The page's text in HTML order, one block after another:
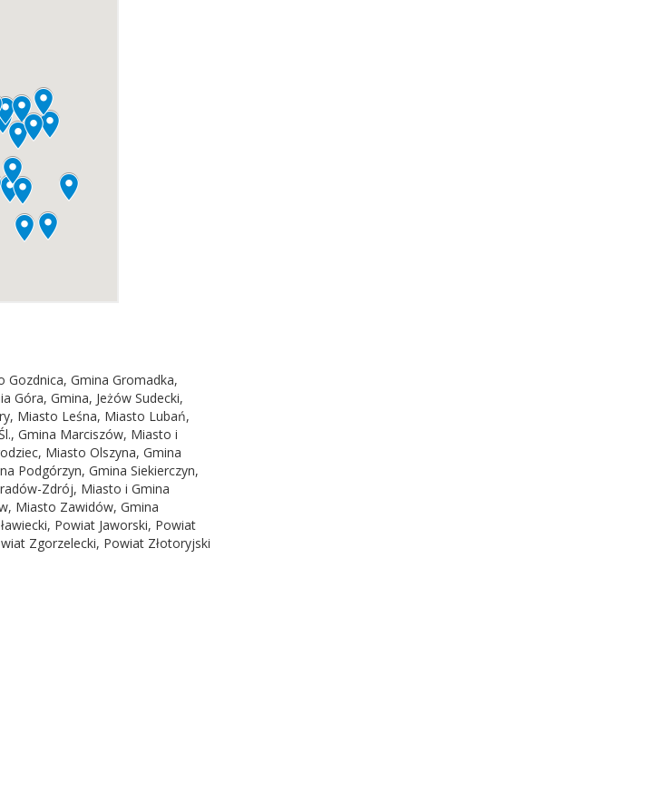
Gmina Gromadka,
Góra, Gmina, Jeżów Sudecki,
Miasto Leśna, Miasto Lubań,
Gmina Marciszów, Miasto i
Miasto Olszyna, Gmina
Podgórzyn, Gmina Siekierczyn,
Zdrój, Miasto i Gmina
Miasto Zawidów, Gmina
Powiat Jaworski, Powiat
Zgorzelecki, Powiat Złotoryjski